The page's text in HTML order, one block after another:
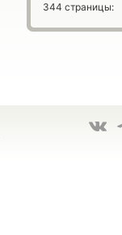
344 страницы: